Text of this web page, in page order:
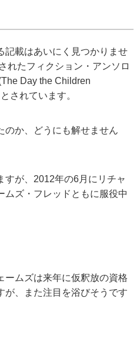
記載はあいにく見つかりませ
れたフィクション・アンソロ
Day the Children
されています。
のか、どうにも解せません
すが、2012年の6月にリチャ
ムズ・フレッドともに服役中
ームズは来年に仮釈放の資格
が、また注目を浴びそうです